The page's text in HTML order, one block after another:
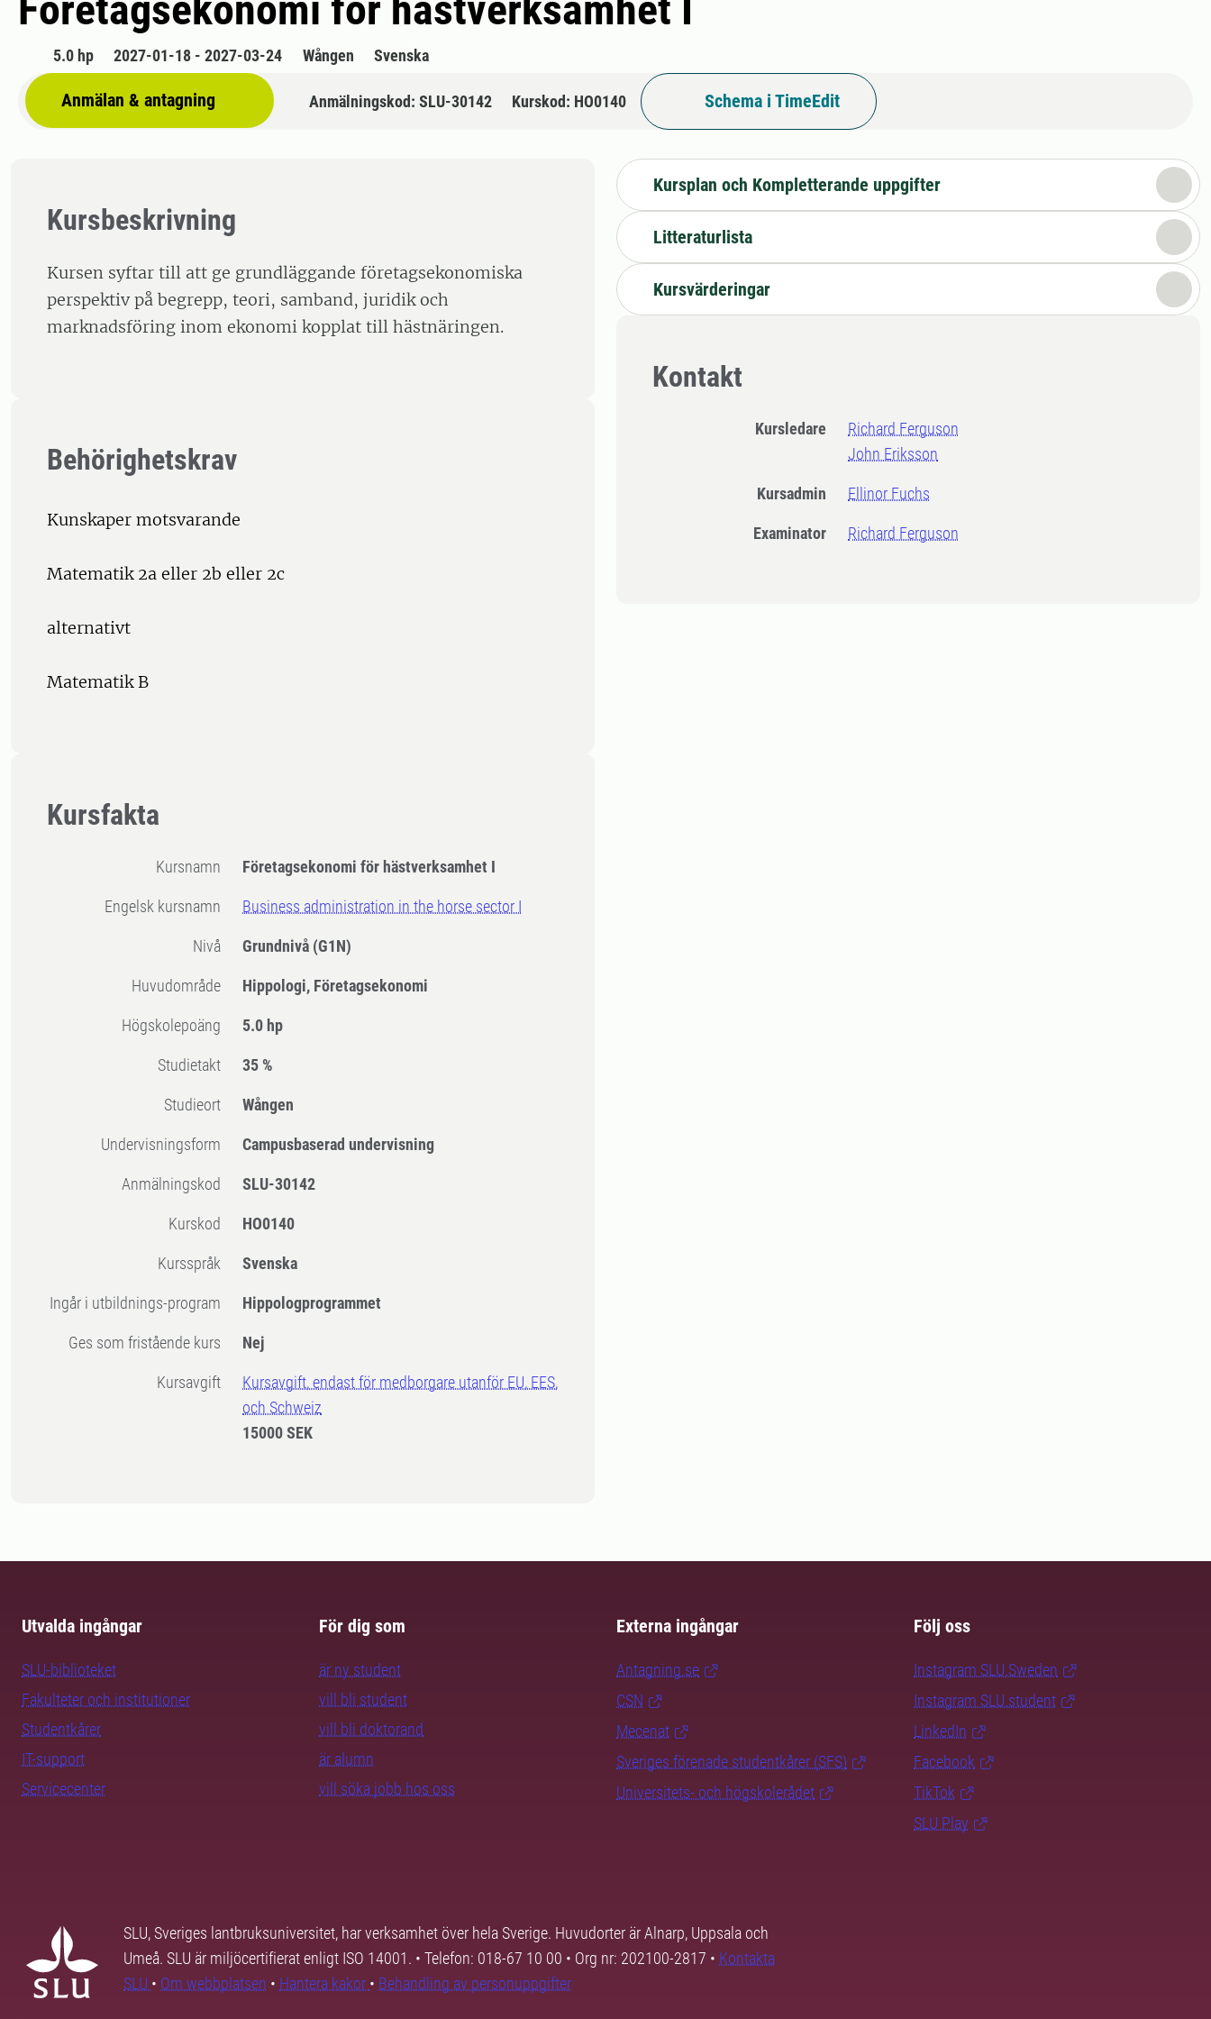
5.0 hp 2027-01-18 - 2027-03-24 Wången Svenska
Anmälan & antagning Anmälningskod: SLU-30142 Kurskod: HO0140 Schema i TimeEdit
Kursbeskrivning
Kursen syftar till att ge grundläggande företagsekonomiska
perspektiv på begrepp, teori, samband, juridik och
marknadsföring inom ekonomi kopplat till hästnäringen.
Behörighetskrav
Kunskaper motsvarande
Matematik 2a eller 2b eller 2c
alternativt
Matematik B
Kursfakta
Kursnamn Företagsekonomi för hästverksamhet I
Engelsk kursnamn Business administration in the horse sector I
Nivå Grundnivå (G1N)
Huvudområde Hippologi, Företagsekonomi
högskolepoäng 5.0 hp
Studietakt 35 %
Studieort Wången
Undervisningsform Campusbaserad undervisning
Anmälningskod SLU-30142
Kurskod HO0140
Kursspråk Svenska
Ingår i utbildnings-program Hippologprogrammet
Ges som fristående kurs Nej
Kursavgift
Kursavgift, endast för medborgare utanför EU, EES,
och Schweiz
15000 SEK
Kursplan och Kompletterande uppgifter
Litteraturlista
Kursvärderingar
Kontakt
Kursledare
Richard Ferguson
John Eriksson
Kursadmin Ellinor Fuchs
Examinator Richard Ferguson
Utvalda ingångar
SLU-biblioteket
Fakulteter och institutioner
Studentkårer
IT-support
Servicecenter
För dig som
är ny student
vill bli student
vill bli doktorand
är alumn
vill söka jobb hos oss
Externa ingångar
Antagning.se
CSN
Mecenat
Sveriges förenade studentkårer (SFS)
Universitets- och högskolerådet
Följ oss
Instagram SLU.Sweden
Instagram SLU.student
LinkedIn
Facebook
TikTok
SLU Play
SLU, Sveriges lantbruksuniversitet, har verksamhet över hela Sverige. Huvudorter är Alnarp, Uppsala och
Umeå. SLU är miljöcertifierat enligt ISO 14001. • Telefon: 018-67 10 00 • Org nr: 202100-2817 • Kontakta
SLU • Om webbplatsen • Hantera kakor • Behandling av personuppgifter